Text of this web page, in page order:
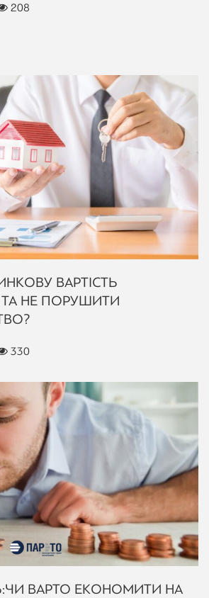
208
ВАРТІСТЬ
НЕ ПОРУШИТИ
330
ЧИ ВАРТО ЕКОНОМИТИ НА